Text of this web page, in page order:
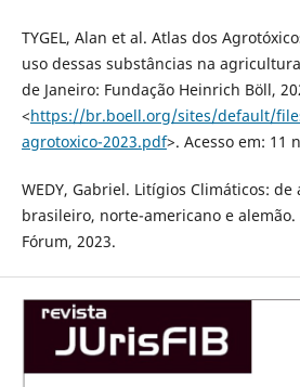
TYGEL, Alan et al. Atlas dos
uso dessas substâncias na
de Janeiro: Fundação Heinrich Böll,
<https://br.boell.org/sites/default/
agrotoxico-2023.pdf>. Acesso em: 11
WEDY, Gabriel. Litígios Climáticos:
brasileiro, norte-americano e alemão.
Fórum, 2023.